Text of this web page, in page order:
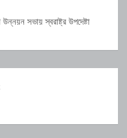
সভায় স্বরাষ্ট্র উপদেষ্টা